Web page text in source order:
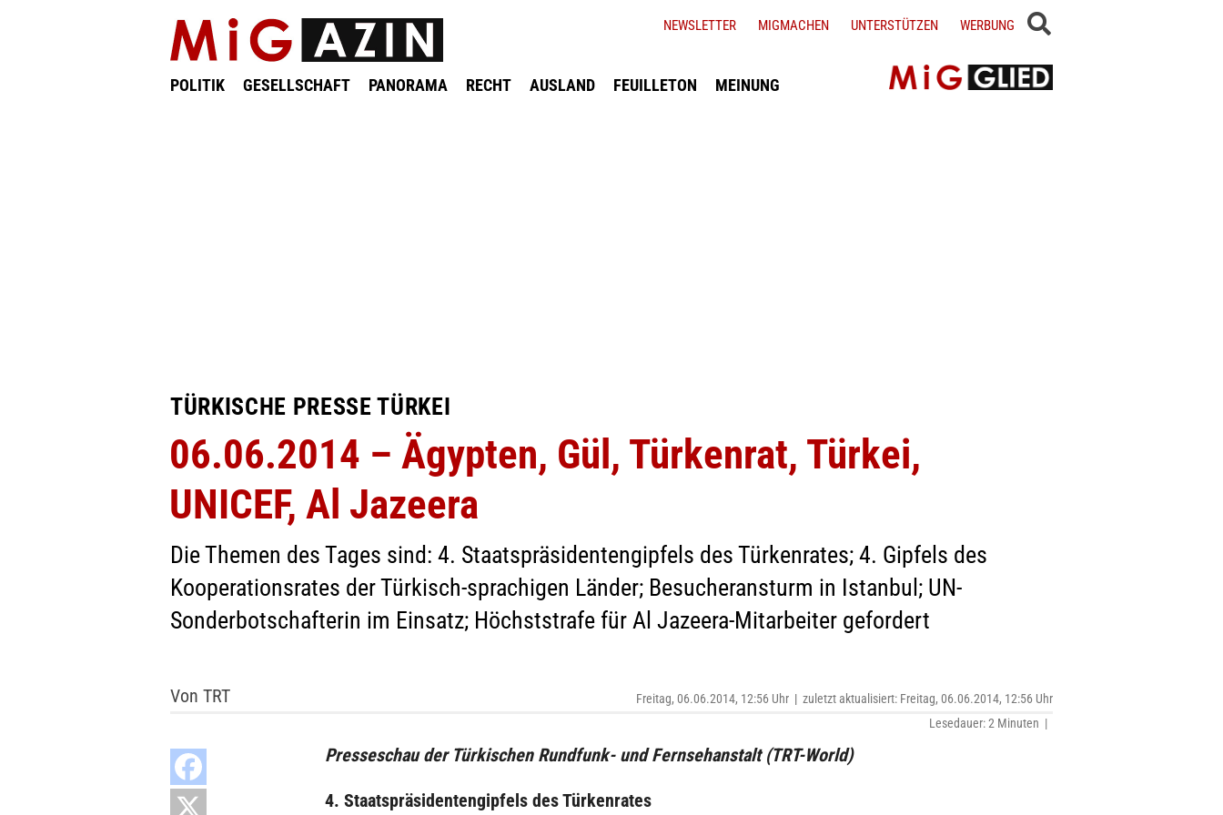
POLITIK GESELLSCHAFT PANORAMA RECHT AUSLAND FEUILLETON MEINUNG
NEWSLETTER MIGMACHEN UNTERSTÜTZEN WERBUNG
TÜRKISCHE PRESSE TÜRKEI
06.06.2014 – Ägypten, Gül, Türkenrat, Türkei,
UNICEF, Al Jazeera
Die Themen des Tages sind: 4. Staatspräsidentengipfels des Türkenrates; 4. Gipfels des
Kooperationsrates der Türkisch-sprachigen Länder; Besucheransturm in Istanbul; UN-
Sonderbotschafterin im Einsatz; Höchststrafe für Al Jazeera-Mitarbeiter gefordert
Von TRT Freitag, 06.06.2014, 12:56 Uhr | zuletzt aktualisiert: Freitag, 06.06.2014, 12:56 Uhr
Lesedauer: 2 Minuten |
Presseschau der Türkischen Rundfunk- und Fernsehanstalt (TRT-World)
4. Staatspräsidentengipfels des Türkenrates